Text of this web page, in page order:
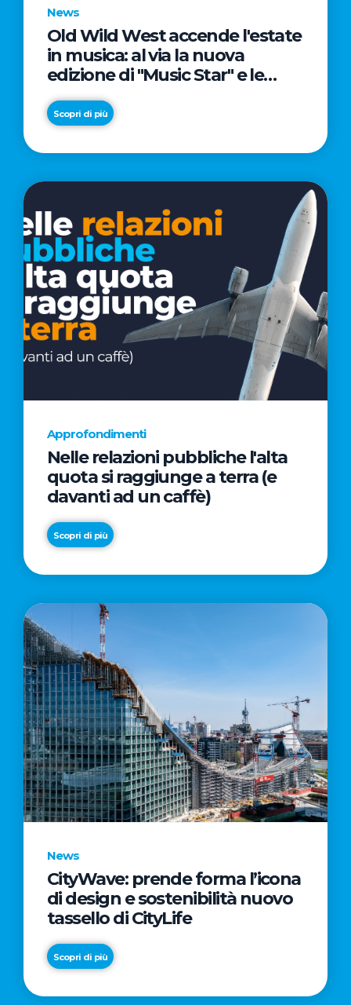
News
Old Wild West accende l'estate
in musica: al via la nuova
edizione di "Music Star" e le
prestigiose partnership con
Radio Italia e Live Nation
Scopri di più
Approfondimenti
Nelle relazioni pubbliche l'alta
quota si raggiunge a terra (e
davanti ad un caffè)
Scopri di più
News
CityWave: prende forma l’icona
di design e sostenibilità nuovo
tassello di CityLife
Scopri di più
News
“Passione